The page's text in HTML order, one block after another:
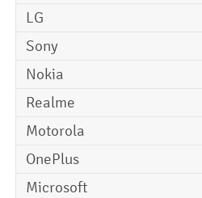
LG
Sony
Nokia
Realme
Motorola
OnePlus
Microsoft